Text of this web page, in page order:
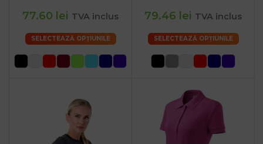
77.60 lei TVA inclus
SELECTEAZĂ OPȚIUNILE
79.46 lei TVA inclus
SELECTEAZĂ OPȚIUNILE